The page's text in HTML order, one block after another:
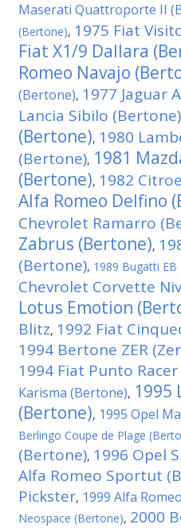
Maserati Quattroporte II
(Bertone), 1975 Fiat
Fiat X1/9 Dallara
Romeo Navajo
(Bertone), 1977 Jaguar
Lancia Sibilo (Bertone)
(Bertone), 1980
(Bertone), 1981
(Bertone), 1982
Alfa Romeo Delfino
Chevrolet Ramarro
Zabrus (Bertone),
(Bertone), 1989 Bugatti
Chevrolet Corvette
Lotus Emotion
Blitz, 1992 Fiat
1994 Bertone ZER
1994 Fiat Punto
Karisma (Bertone), 1995
(Bertone), 1995 Opel
Berlingo Coupe de Plage
(Bertone), 1996 Opel
Alfa Romeo Sportut
Pickster, 1999 Alfa
Neospace (Bertone), 2000